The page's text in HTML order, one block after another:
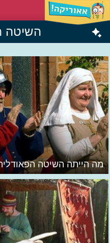
השיטה
מה הייתה השיטה